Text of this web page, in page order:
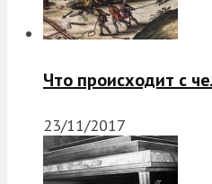
Что происходит с
23/11/2017